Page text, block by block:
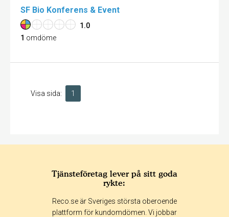
SF Bio Konferens & Event
1.0
1 omdöme
Visa sida: 1
Tjänsteföretag lever på sitt goda
rykte:
Reco.se är Sveriges största oberoende
plattform för kundomdömen. Vi jobbar